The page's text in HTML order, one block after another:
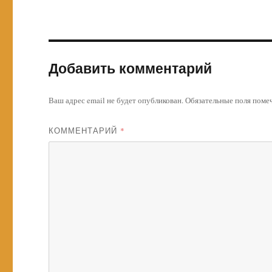
Добавить комментарий
Ваш адрес email не будет опубликован.Обязательные поля
КОММЕНТАРИЙ *